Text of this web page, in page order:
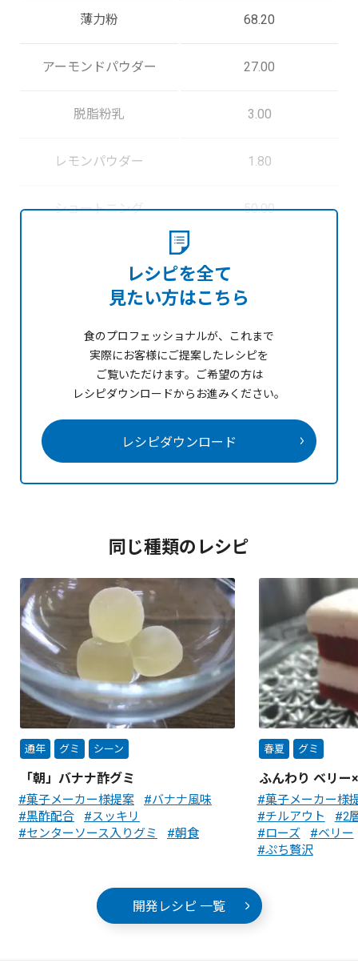
薄力粉 68.20
アーモンドパウダー 27.00
脱脂粉乳 3.00
レモンパウダー 1.80
ショートニング 50.00
レシピを全て
見たい方はこちら
食のプロフェッショナルが、これまで
実際にお客様にご提案したレシピを
ご覧いただけます。
ご希望の方は
レシピダウンロードからお進みください。
レシピダウンロード
同じ種類のレシピ
通年 グミ シーン
「朝」バナナ酢グミ
菓子メーカー様提案
バナナ風味
黒酢配合
スッキリ
センターソース入りグミ
朝食
春夏 グミ
ふんわり ベリー
菓子メーカー様
チルアウト
2
ローズ
ベリー
ぷち贅沢
開発レシピ 一覧